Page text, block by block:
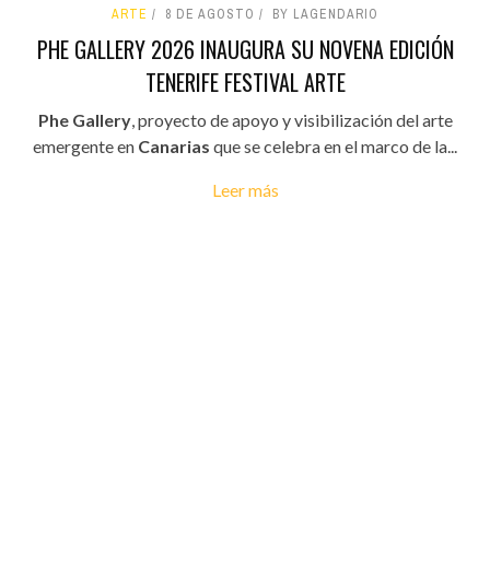
ARTE 8 DE AGOSTO BY LAGENDARIO
PHE GALLERY 2026 INAUGURA SU NOVENA EDICIÓN
TENERIFE FESTIVAL ARTE
Phe Gallery, proyecto de apoyo y visibilización del arte
emergente en Canarias que se celebra en el marco de la...
Leer más